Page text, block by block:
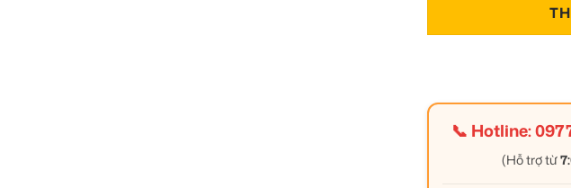
📞 Hotline:
(Hỗ trợ từ